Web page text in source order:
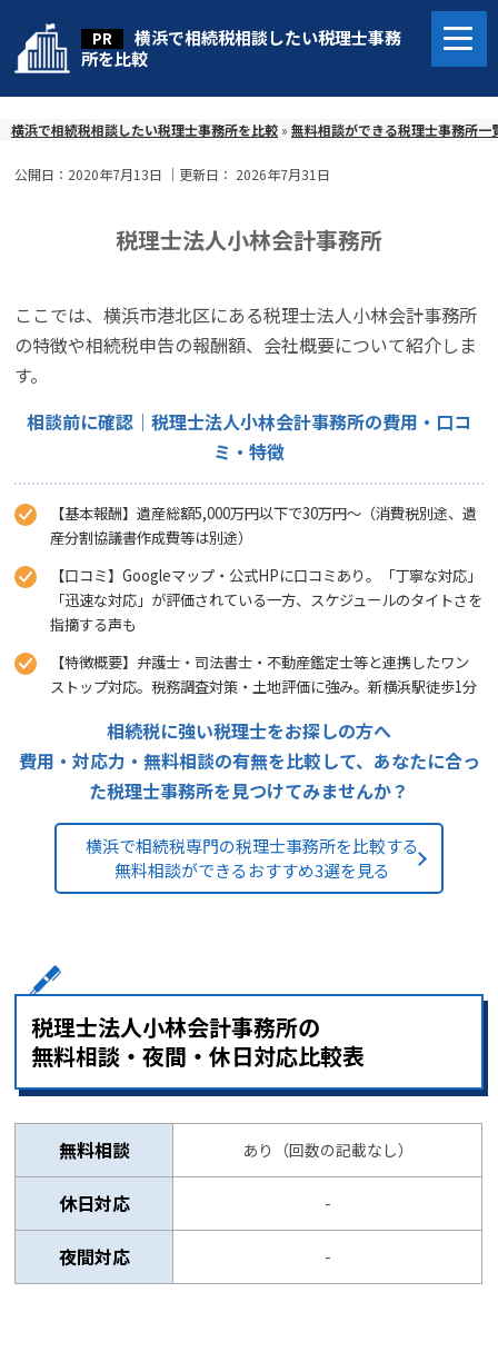
横浜で相続税相談したい税理士事務
所を比較
横浜で相続税相談したい税理士事務所を比較 » 無料相談ができる税理士事務所一
公開日： 2020年7月13日 ｜更新日： 2026年7月31日
税理士法人小林会計事務所
ここでは、横浜市港北区にある税理士法人小林会計事務所
の特徴や相続税申告の報酬額、会社概要について紹介しま
す。
相談前に確認｜税理士法人小林会計事務所の費用・口コ
ミ・特徴
【基本報酬】遺産総額5,000万円以下で30万円〜（消費税別途、遺
産分割協議書作成費等は別途）
【口コミ】Googleマップ・公式HPに口コミあり。「丁寧な対応」
「迅速な対応」が評価されている一方、スケジュールのタイトさを
指摘する声も
【特徴概要】弁護士・司法書士・不動産鑑定士等と連携したワン
ストップ対応。税務調査対策・土地評価に強み。新横浜駅徒歩1分
相続税に強い税理士をお探しの方へ
費用・対応力・無料相談の有無を比較して、あなたに合っ
た税理士事務所を見つけてみませんか？
横浜で相続税専門の税理士事務所を比較する
無料相談ができるおすすめ3選を見る
税理士法人小林会計事務所の
無料相談・夜間・休日対応比較表
無料相談 あり（回数の記載なし）
休日対応 -
夜間対応 -